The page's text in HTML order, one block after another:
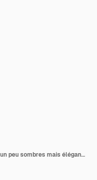
70k followers avec des chiffres un peu sombres mais élégants.